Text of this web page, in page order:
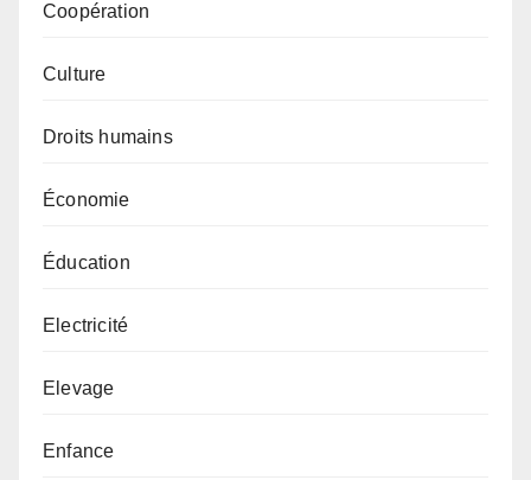
Coopération
Culture
Droits humains
Économie
Éducation
Electricité
Elevage
Enfance